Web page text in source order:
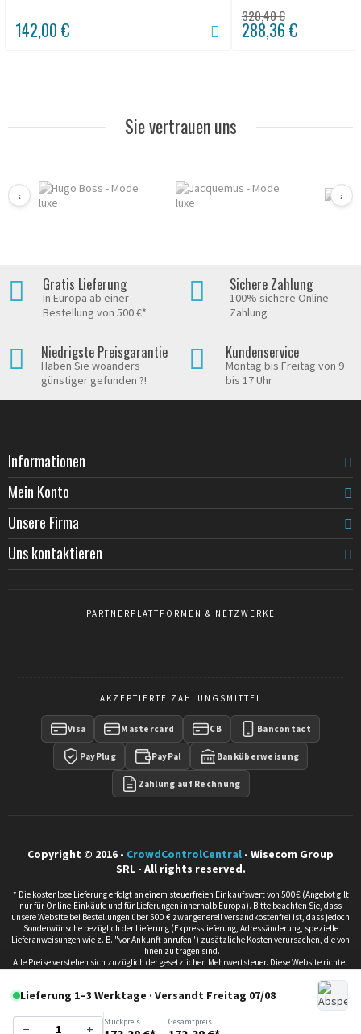
142,00 €
320,40 €
288,36 €
Sie vertrauen uns
‹ ›
Lieferung 1–3 Werktage · Versandt Freitag 07/08
− + Stückpreis Gesamtpreis
Gratis Lieferung
In Europa ab einer
Bestellung von 500 €*
Sichere Zahlung
100% sichere Online-
Zahlung
Niedrigste Preisgarantie
Haben Sie woanders
günstiger gefunden ?!
Kundenservice
Montag bis Freitag von 9
bis 17 Uhr
Informationen
Mein Konto
Unsere Firma
Uns kontaktieren
PARTNERPLATTFORMEN & NETZWERKE
AKZEPTIERTE ZAHLUNGSMITTEL
Visa Mastercard CB Bancontact
PayPlug PayPal Banküberweisung
Zahlung auf Rechnung
Copyright © 2016 - CrowdControlCentral - Wisecom Group
SRL - All rights reserved.
* Die kostenlose Lieferung erfolgt an einem steuerfreien Einkaufswert von 500€ (Angebot gilt
nur für Online-Einkäufe und für Lieferungen innerhalb Europa). Bitte beachten Sie, dass
unsere Website bei Bestellungen über 500 € zwar generell versandkostenfrei ist, dass jedoch
Sonderwünsche bezüglich der Lieferung (Expresslieferung, Adressänderung, spezielle
Lieferanweisungen wie z. B. "vor Ankunft anrufen") zusätzliche Kosten verursachen, die von
Ihnen zu tragen sind.
Alle Preise verstehen sich zuzüglich der gesetzlichen Mehrwertsteuer. Diese Website richtet
sich ausschließlich an Unternehmen, juristische Personen und freie Berufe, die die im Rahmen
ihrer beruflichen Tätigkeit erworbenen Produkte verwenden. Wir verkaufen nicht an
Privatpersonen. Alle unsere Fristen dienen nur zur Information und sich in Arbeitstagen
angegeben. Infolgedessen werden Ansprüche oder Rückerstattung im Falle einer Verzögerung
gegenüber der vorläufigen Frist nicht akzeptiert oder geltend gemacht. Wenden Sie sich an
unsere Mitarbeiter, wenn eine Lieferung zu einem bestimmten Zeitpunkt erforderlich ist.